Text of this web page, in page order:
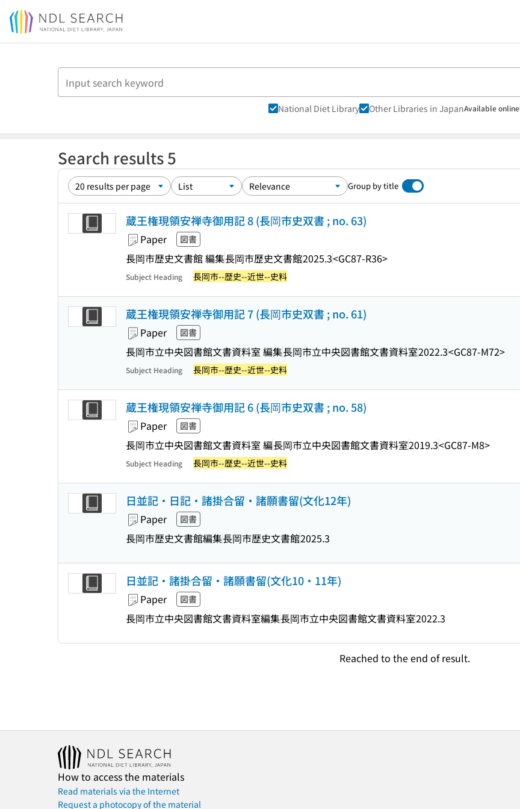
Jump to main content
National Diet Library Other Libraries in JapanAvailable online
Search results 5
Group by title
蔵王権現領安禅寺御用記 8 (長岡市史双書 ; no. 63)
Paper 図書
長岡市歴史文書館 編集長岡市歴史文書館2025.3<GC87-R36>
Subject Heading 長岡市--歴史--近世--史料
蔵王権現領安禅寺御用記 7 (長岡市史双書 ; no. 61)
Paper 図書
長岡市立中央図書館文書資料室 編集長岡市立中央図書館文書資料室2022.3<GC87-M72>
Subject Heading 長岡市--歴史--近世--史料
蔵王権現領安禅寺御用記 6 (長岡市史双書 ; no. 58)
Paper 図書
長岡市立中央図書館文書資料室 編長岡市立中央図書館文書資料室2019.3<GC87-M8>
Subject Heading 長岡市--歴史--近世--史料
日並記・日記・諸掛合留・諸願書留(文化12年)
Paper 図書
長岡市歴史文書館編集長岡市歴史文書館2025.3
日並記・諸掛合留・諸願書留(文化10・11年)
Paper 図書
長岡市立中央図書館文書資料室編集長岡市立中央図書館文書資料室2022.3
Reached to the end of result.
How to access the materials
Read materials via the Internet
Request a photocopy of the material